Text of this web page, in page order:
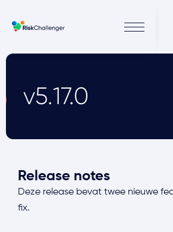
v5.17.0
Release notes
Deze release bevat twee nieuwe
fix.